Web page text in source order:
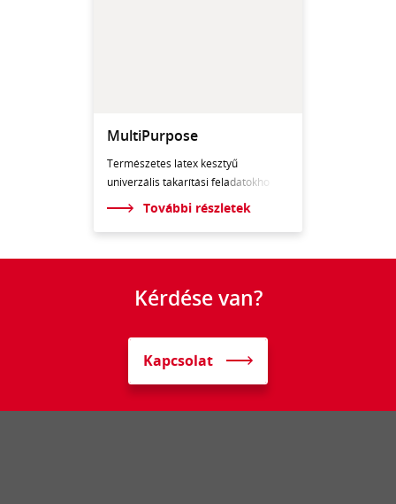
MultiPurpose
Természetes latex kesztyű
univerzális takarítási feladatokho
További részletek
Kérdése van?
Kapcsolat